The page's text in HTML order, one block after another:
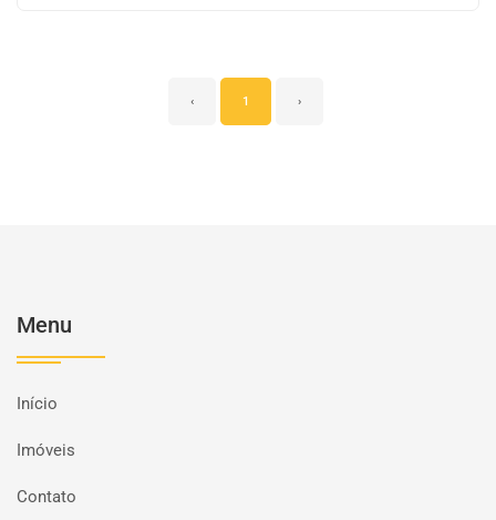
‹ 1 ›
Menu
Início
Imóveis
Contato